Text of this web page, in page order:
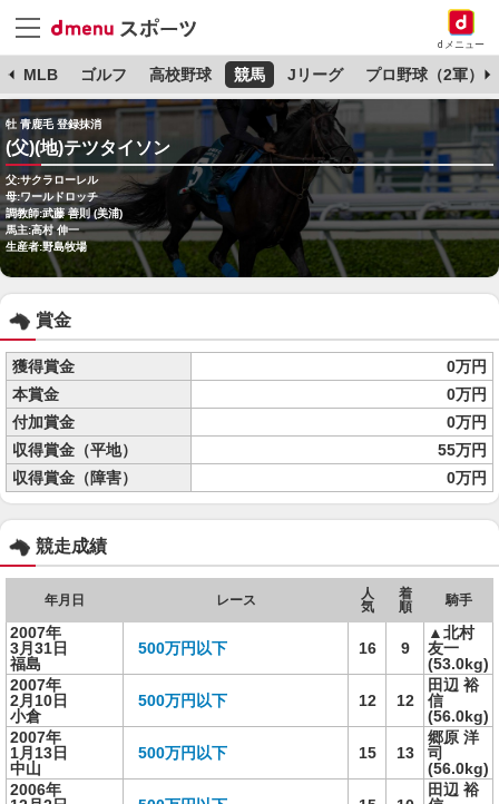
dメニュー
MLB ゴルフ 高校野球 競馬 Jリーグ プロ野球（2軍）
牡 青鹿毛 登録抹消
(父)(地)テツタイソン
父:サクラローレル
母:ワールドロッチ
調教師:武藤 善則 (美浦)
馬主:高村 伸一
生産者:野島牧場
賞金
獲得賞金
0万円
本賞金
0万円
付加賞金
0万円
収得賞金（平地）
55万円
収得賞金（障害）
0万円
競走成績
年月日 レース
人
気
着
順
騎手
2007年
3月31日
福島
500万円以下 16 9
▲北村
友一
(53.0kg)
2007年
2月10日
小倉
500万円以下 12 12
田辺 裕
信
(56.0kg)
2007年
1月13日
中山
500万円以下 15 13
郷原 洋
司
(56.0kg)
2006年
田辺 裕